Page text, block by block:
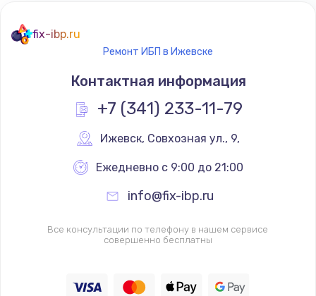
fix-ibp.ru
Ремонт ИБП в Ижевске
Контактная информация
+7 (341) 233-11-79
Ижевск, Совхозная ул., 9,
Ежедневно с 9:00 до 21:00
info@fix-ibp.ru
Все консультации по телефону в нашем сервисе
совершенно бесплатны